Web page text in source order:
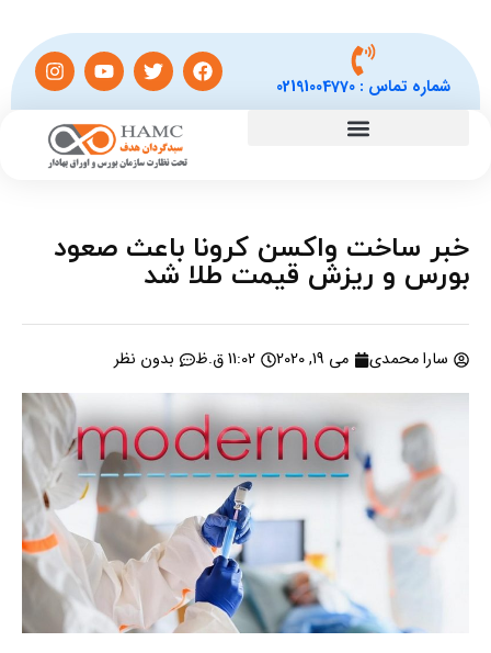
شماره تماس :02191004770
خبر ساخت واکسن کرونا باعث صعود
بورس و ریزش قیمت طلا شد
سارا محمدی می 19, 2020 11:02 ق.ظ بدون نظر